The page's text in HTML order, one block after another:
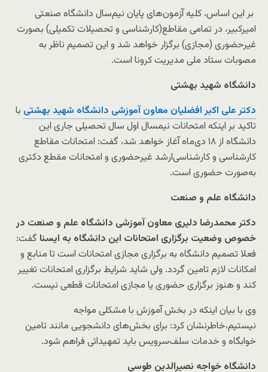
بر این اساس، کلیه آزمون‌های پایان نیم‌سال دانشگاه صنعتی
امیرکبیر، در تمامی مقاطع(کارشناسی و تحصیلات تکمیلی) بصورت
غیرحضوری (مجازی) برگزار خواهد شد و این تصمیم ناظر به
مصوبات ستاد ملی مدیریت کرونا است.
دانشگاه شهید بهشتی
دکتر علی اکبر افضلیان معاون آموزشی دانشگاه شهید بهشتی با
تاکید بر اینکه امتحانات نیمسال اول سال تحصیلی جاری این
دانشگاه از ۱۸ دی‌ماه آغاز خواهد شد، گفت: امتحانات مقاطع
کارشناسی و کارشناسی‌ارشد غیرحضوری و امتحانات مقطع دکتری
به‌صورت حضوری است.
دانشگاه علم و صنعت
دکتر محمدرضا دلیری معاون آموزشی دانشگاه علم و صنعت در
خصوص وضعیت برگزاری امتحانات این دانشگاه به ایسنا گفت:
فعلا تصمیم دانشگاه به برگزاری مجازی امتحانات است تا منابع و
امکانات لازم تامین گردد. ولی شاید شرایط برگزاری امتحانات تغییر
کند و هنوز برگزاری حضوری یا مجازی امتحانات قطعی نیست.
وی با بیان اینکه در بخش آموزش با مشکلی مواجه
نیستیم،خاطرنشان کرد: برای بخش‌های دانشجویی مانند تامین
خوابگاه و خدمات سلف‌سرویس باید تمهیداتی فراهم شود.
دانشگاه خواجه نصیرالدین طوسی